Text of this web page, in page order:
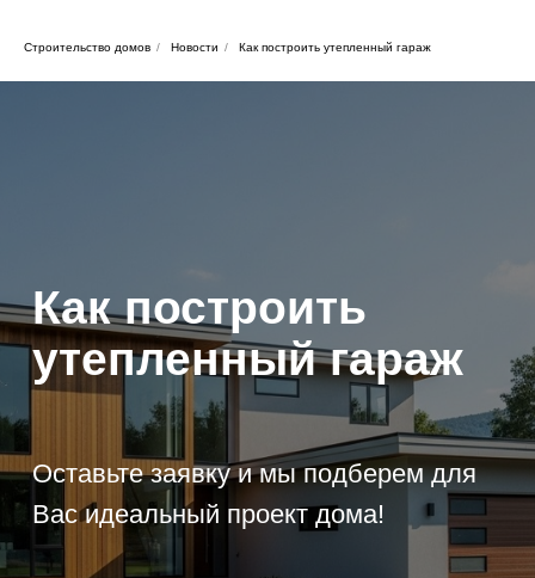
Строительство домов / Новости / Как построить утепленный гараж
Оставить заявку
Оставьте заявку и мы подберем для
Вас идеальный проект дома!